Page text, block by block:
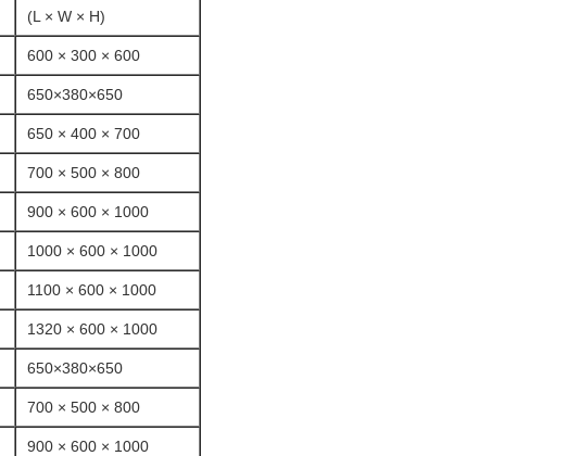
(L × W × H)
600 × 300 × 600
650×380×650
650 × 400 × 700
700 × 500 × 800
900 × 600 × 1000
1000 × 600 × 1000
1100 × 600 × 1000
1320 × 600 × 1000
650×380×650
700 × 500 × 800
900 × 600 × 1000